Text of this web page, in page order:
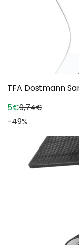
TFA Dostmann
5€9,74€
-49%